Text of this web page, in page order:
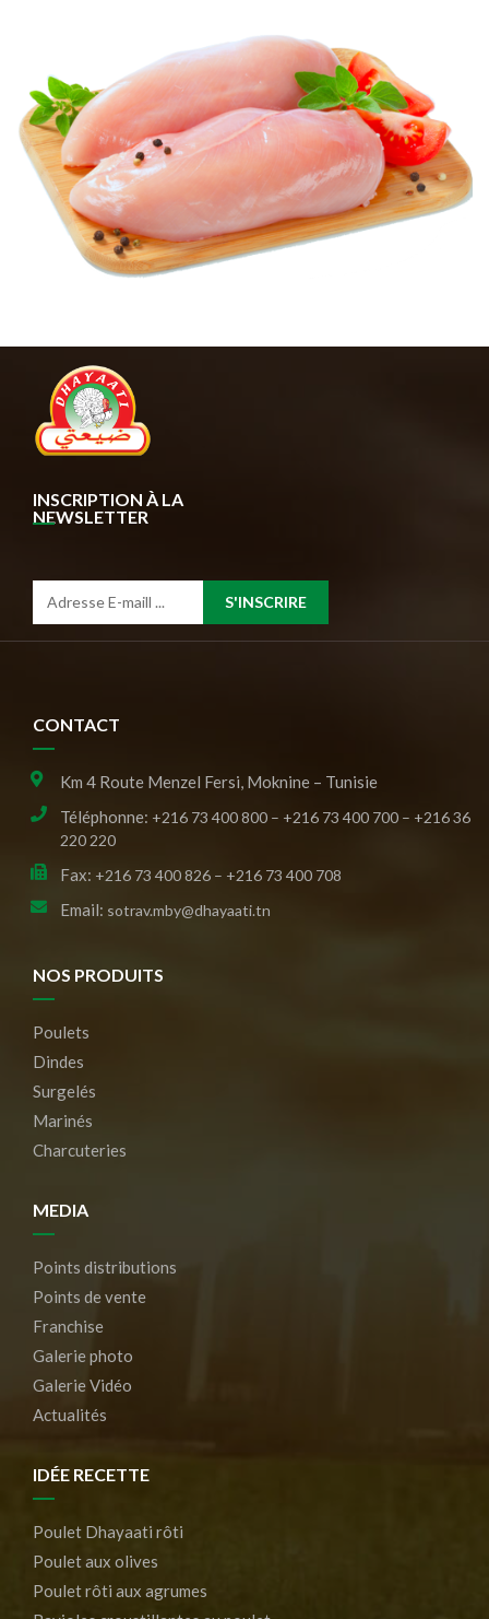
INSCRIPTION À LA
NEWSLETTER
S'INSCRIRE
CONTACT
Km 4 Route Menzel Fersi, Moknine – Tunisie
Téléphonne: +216 73 400 800 – +216 73 400 700 – +216 36
220 220
Fax: +216 73 400 826 – +216 73 400 708
Email: sotrav.mby@dhayaati.tn
NOS PRODUITS
Poulets
Dindes
Surgelés
Marinés
Charcuteries
MEDIA
Points distributions
Points de vente
Franchise
Galerie photo
Galerie Vidéo
Actualités
IDÉE RECETTE
Poulet Dhayaati rôti
Poulet aux olives
Poulet rôti aux agrumes